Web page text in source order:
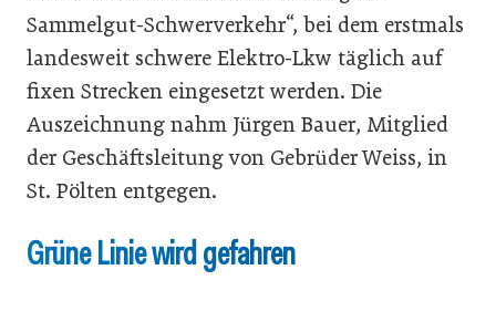
Sammelgut-Schwerverkehr“, bei dem erstmals
landesweit schwere Elektro-Lkw täglich auf
fixen Strecken eingesetzt werden. Die
Auszeichnung nahm Jürgen Bauer, Mitglied
der Geschäftsleitung von Gebrüder Weiss, in
St. Pölten entgegen.
Grüne Linie wird gefahren